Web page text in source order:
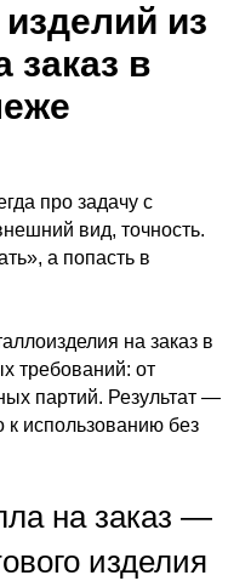
из
заказ в
про задачу с
вид, точность.
а попасть в
на заказ в
требований: от
партий. Результат —
к использованию без
на заказ —
изделия